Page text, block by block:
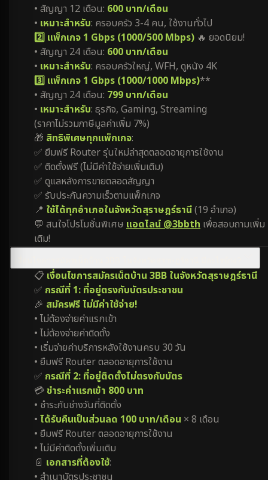
• สัญญา 12 เดือน: 600 บาท/เดือน
• เหมาะสำหรับ: ครอบครัว 3-4 คน, ใช้งานทั่วไป
2️⃣ แพ็กเกจ 1 Gbps (1000/500 Mbps) 🔥 ยอดนิยม!
• สัญญา 24 เดือน: 600 บาท/เดือน
• เหมาะสำหรับ: ครอบครัวใหญ่, WFH, ดูหนัง 4K
3️⃣ แพ็กเกจ 1 Gbps (1000/1000 Mbps)**
• สัญญา 24 เดือน: 799 บาท/เดือน
• เหมาะสำหรับ: ธุรกิจ, Gaming, Streaming
(ราคาไม่รวมภาษีมูลค่าเพิ่ม 7%)
🎁 สิทธิพิเศษทุกแพ็กเกจ:
✅ ยืมฟรี Router รุ่นใหม่ล่าสุดตลอดอายุการใช้งาน
✅ ติดตั้งฟรี (ไม่มีค่าใช้จ่ายเพิ่มเติม)
✅ ดูแลหลังการขายตลอดสัญญา
✅ รับประกันความเร็วตามแพ็กเกจ
📍 ใช้ได้ทุกอำเภอในจังหวัดสุราษฎร์ธานี(19 อำเภอ)
💬 สนใจโปรโมชั่นพิเศษ แอดไลน์ @3bbth เพื่อสอบถามเพิ่ม
เติม!
📋 เงื่อนไขการสมัครเน็ตบ้าน 3BB ในจังหวัดสุราษฎร์ธานี
✅ กรณีที่ 1: ที่อยู่ตรงกับบัตรประชาชน
🎉 สมัครฟรี ไม่มีค่าใช้จ่าย!
• ไม่ต้องจ่ายค่าแรกเข้า
• ไม่ต้องจ่ายค่าติดตั้ง
• เริ่มจ่ายค่าบริการหลังใช้งานครบ 30 วัน
• ยืมฟรี Router ตลอดอายุการใช้งาน
✅ กรณีที่ 2: ที่อยู่ติดตั้งไม่ตรงกับบัตร
💳ชำระค่าแรกเข้า 800 บาท
• ชำระกับช่างวันที่ติดตั้ง
• ได้รับคืนเป็นส่วนลด 100 บาท/เดือน × 8 เดือน
• ยืมฟรี Router ตลอดอายุการใช้งาน
• ไม่มีค่าติดตั้งเพิ่มเติม
📄 เอกสารที่ต้องใช้: